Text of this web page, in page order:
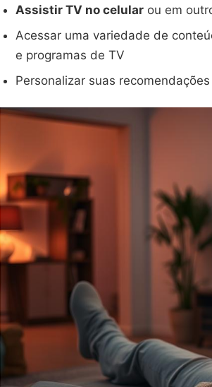
Assistir TV no celular ou em
Acessar uma variedade de
e programas de TV
Personalizar suas